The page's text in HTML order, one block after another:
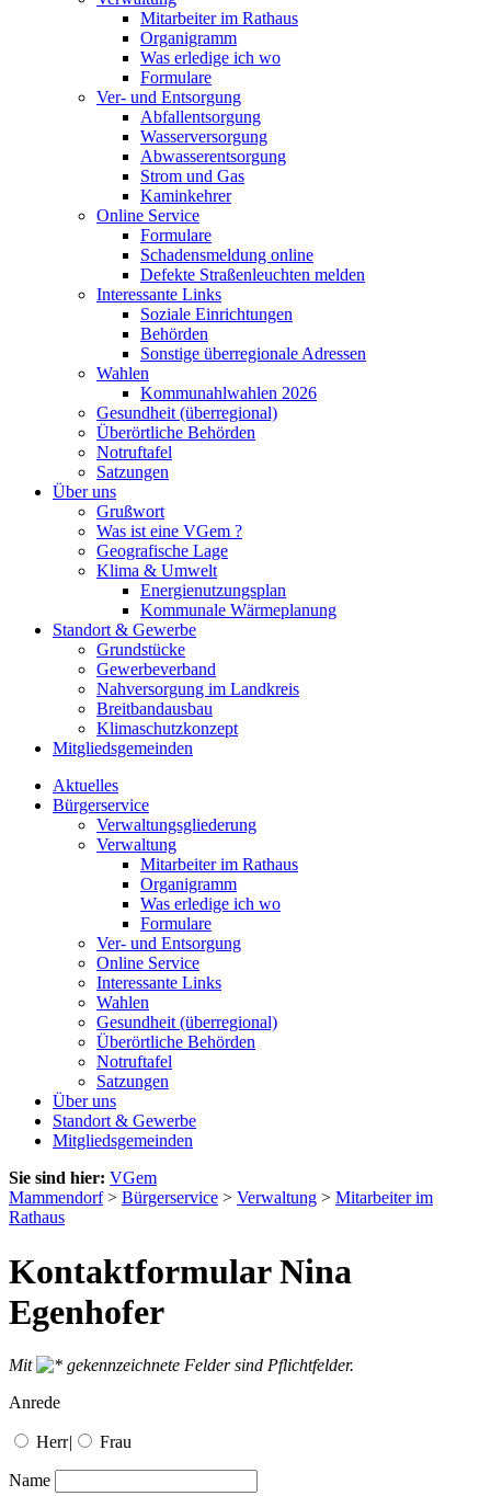
Mitarbeiter im Rathaus
Organigramm
Was erledige ich wo
Formulare
Ver- und Entsorgung
Abfallentsorgung
Wasserversorgung
Abwasserentsorgung
Strom und Gas
Kaminkehrer
Online Service
Formulare
Schadensmeldung online
Defekte Straßenleuchten melden
Interessante Links
Soziale Einrichtungen
Behörden
Sonstige überregionale Adressen
Wahlen
Kommunahlwahlen 2026
Gesundheit (überregional)
Überörtliche Behörden
Notruftafel
Satzungen
Über uns
Grußwort
Was ist eine VGem ?
Geografische Lage
Klima & Umwelt
Energienutzungsplan
Kommunale Wärmeplanung
Standort & Gewerbe
Grundstücke
Gewerbeverband
Nahversorgung im Landkreis
Breitbandausbau
Klimaschutzkonzept
Mitgliedsgemeinden
Aktuelles
Bürgerservice
Verwaltungsgliederung
Verwaltung
Mitarbeiter im Rathaus
Organigramm
Was erledige ich wo
Formulare
Ver- und Entsorgung
Online Service
Interessante Links
Wahlen
Gesundheit (überregional)
Überörtliche Behörden
Notruftafel
Satzungen
Über uns
Standort & Gewerbe
Mitgliedsgemeinden
Sie sind hier: VGem
Mammendorf> Bürgerservice > Verwaltung > Mitarbeiter im
Rathaus
Kontaktformular Nina
Egenhofer
Mit
gekennzeichnete Felder sind Pflichtfelder.
Anrede
Herr| Frau
Name